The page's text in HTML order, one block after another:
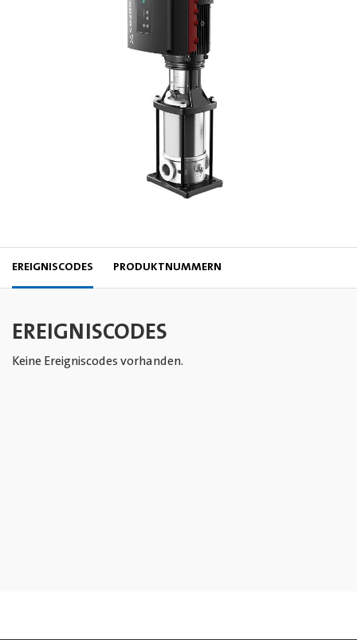
EREIGNISCODES PRODUKTNUMMERN
EREIGNISCODES
Keine Ereigniscodes vorhanden.